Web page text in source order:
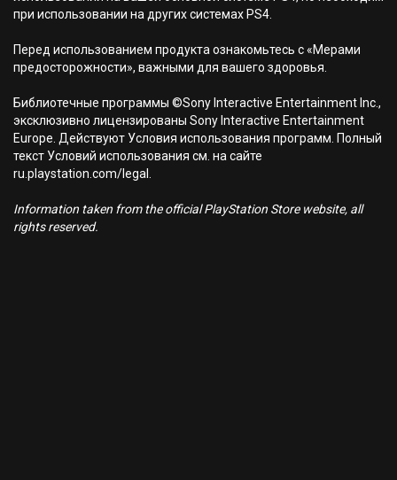
при использовании на других системах PS4.
Перед использованием продукта ознакомьтесь с «Мерами
предосторожности», важными для вашего здоровья.
Библиотечные программы ©Sony Interactive Entertainment Inc.,
эксклюзивно лицензированы Sony Interactive Entertainment
Europe. Действуют Условия использования программ. Полный
текст Условий использования см. на сайте
ru.playstation.com/legal.
Information taken from the official PlayStation Store website, all
rights reserved.